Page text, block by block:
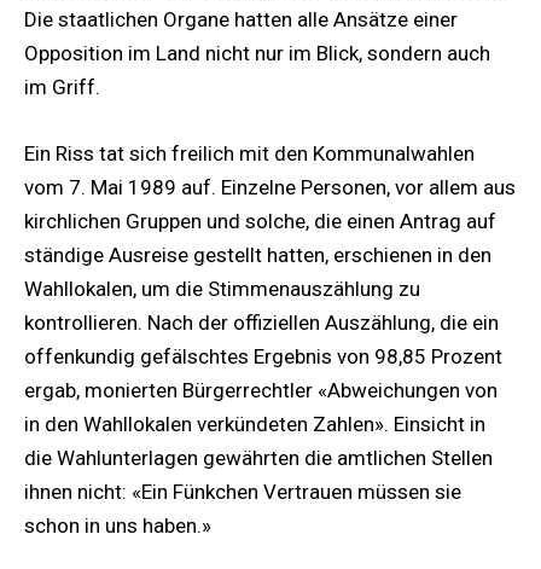
Die staatlichen Organe hatten alle Ansätze einer
Opposition im Land nicht nur im Blick, sondern auch
im Griff.
Ein Riss tat sich freilich mit den Kommunalwahlen
vom 7. Mai 1989 auf. Einzelne Personen, vor allem aus
kirchlichen Gruppen und solche, die einen Antrag auf
ständige Ausreise gestellt hatten, erschienen in den
Wahllokalen, um die Stimmenauszählung zu
kontrollieren. Nach der offiziellen Auszählung, die ein
offenkundig gefälschtes Ergebnis von 98,85 Prozent
ergab, monierten Bürgerrechtler «Abweichungen von
in den Wahllokalen verkündeten Zahlen». Einsicht in
die Wahlunterlagen gewährten die amtlichen Stellen
ihnen nicht: «Ein Fünkchen Vertrauen müssen sie
schon in uns haben.»